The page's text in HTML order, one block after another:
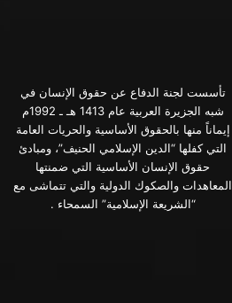
تأسست لجنة الدفاع عن حقوق الإنسان في
شبه الجزيرة العربية عام 1413 هـ ـ 1992م
إيماناً منها بالحقوق الأساسية والحريات العامة
التي كفلها “الدين الإسلامي الحنيف”، ومبادئ
حقوق الإنسان الأساسية التي ضمنتها
المعاهدات والصكوك الدولية والتي تتماشى مع
“الشريعة الإسلامية” السمحاء .